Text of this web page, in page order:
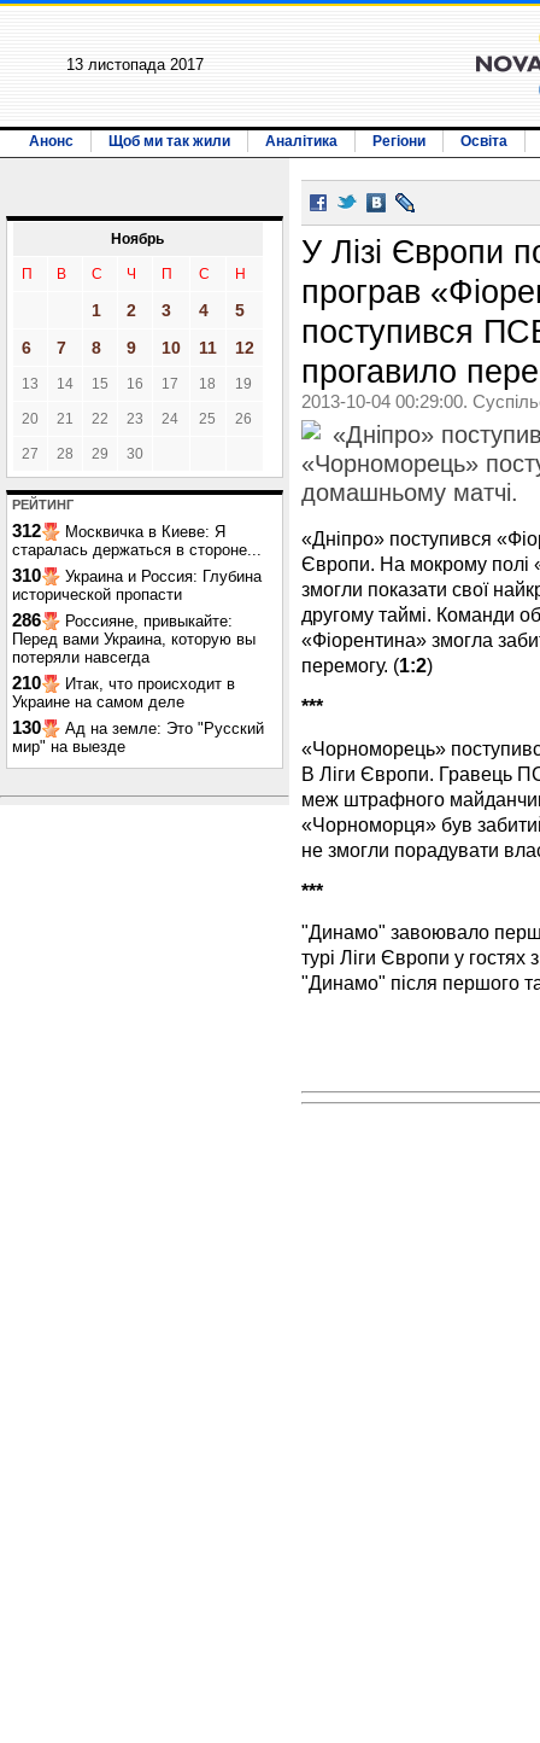
13 листопада 2017
Анонс Щоб ми так жили Аналітика Регіони Освіта
Ноябрь
П В С Ч П С Н
1 2 3 4
5
6
7 8 9 10 11 12
13 14 15 16 17 18 19
20 21 22 23 24 25 26
27 28 29 30
РЕЙТИНГ
312
Москвичка в Киеве: Я
старалась держаться в стороне...
310
Украина и Россия: Глубина
исторической пропасти
286
Россияне, привыкайте:
Перед вами Украина, которую вы
потеряли навсегда
210
Итак, что происходит в
Украине на самом деле
130
Ад на земле: Это "Русский
мир" на выезде
У Лізі Європи
програв
поступився
прогавило
2013-10-04 00:29:00.
«Дніпро»
«Чорноморець»
домашньому матчі.
«Дніпро» поступився
Європи. На мокрому полі
змогли показати свої
другому таймі. Команди
«Фіорентина» змогла
перемогу. (1:2)
***
«Чорноморець»
B Ліги Європи. Гравець
меж штрафного
«Чорноморця» був
не змогли порадувати
***
"Динамо" завоювало
турі Ліги Європи у гостях
"Динамо" після першого